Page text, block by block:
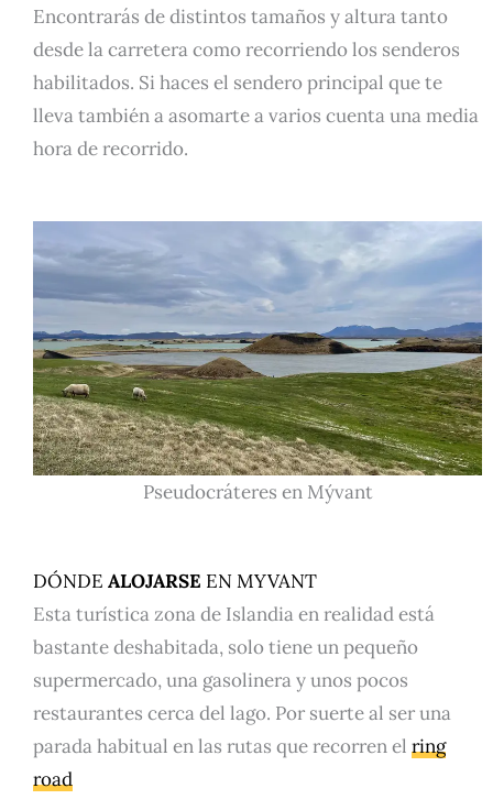
Encontrarás de distintos tamaños y altura tanto
desde la carretera como recorriendo los senderos
habilitados. Si haces el sendero principal que te
lleva también a asomarte a varios cuenta una media
hora de recorrido.
Pseudocráteres en Mývant
DÓNDE ALOJARSE EN MYVANT
Esta turística zona de Islandia en realidad está
bastante deshabitada, solo tiene un pequeño
supermercado, una gasolinera y unos pocos
restaurantes cerca del lago. Por suerte al ser una
parada habitual en las rutas que recorren el ring
road